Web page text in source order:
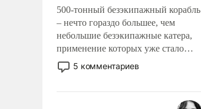
500-тонный безэкипажный корабль
– нечто гораздо большее, чем
небольшие безэкипажные катера,
применение которых уже стало
обыденностью. Задача по созданию
такого корабля очень сложна и
реализация радикально поднимет
5 комментариев